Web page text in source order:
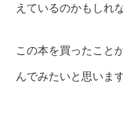
えているのかもしれ
この本を買ったこと
んでみたいと思います